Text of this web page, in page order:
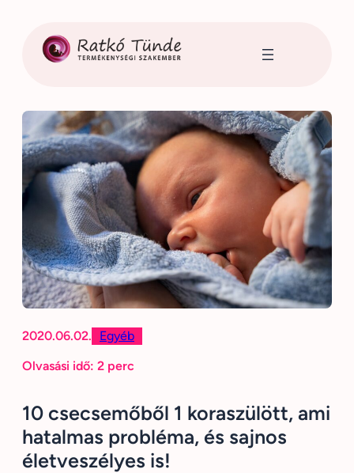
tartalomhoz
2020.06.02.
Egyéb
Olvasási idő: 2 perc
10 csecsemőből 1 koraszülött, ami
hatalmas probléma, és sajnos
életveszélyes is!